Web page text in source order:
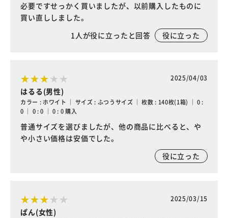
必要ですせっかく買いましたが、以前購入したものに
買い直ししました。
1人が役に立ったと回答 役に立った
2025/04/03
はるる(男性)
カラー : ホワイト ｜ サイズ : ふつうサイズ ｜ 枚数 : 140枚(1箱) ｜ 0 :
0 ｜ 0 : 0 ｜ 0 : 0 購入
普通サイズを選びましたが、他の商品に比べると、や
や小さい価格は安価でした。
役に立った
2025/03/15
ぱん(女性)